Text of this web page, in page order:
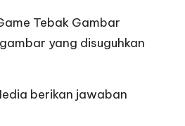
Tebak Gambar
yang disuguhkan
berikan jawaban